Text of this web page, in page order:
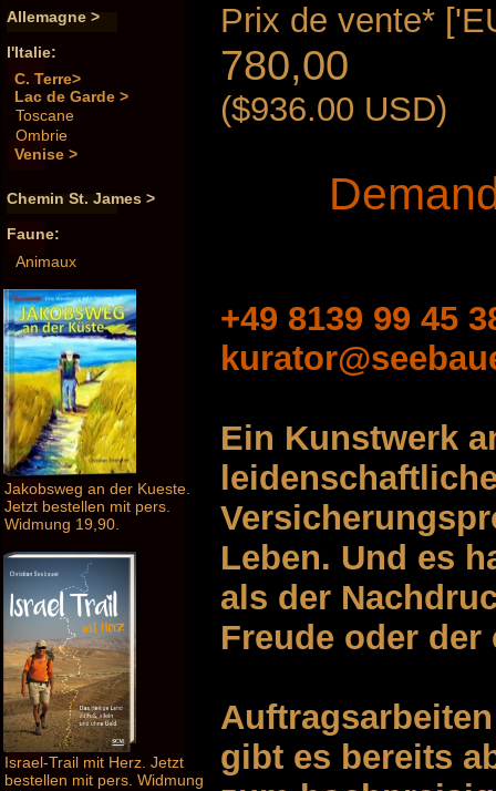
Allemagne >
l'Italie:
C. Terre>
Lac de Garde >
Toscane
Ombrie
Venise >
Chemin St. James >
Faune:
Animaux
Jakobsweg an der Kueste.
Jetzt bestellen mit pers.
Widmung 19,90.
Israel-Trail mit Herz. Jetzt
bestellen mit pers. Widmung
Prix ​​de vente*
780,00
($936.00 USD)
+49 8139 99 45
Ein Kunstwerk
Leben. Und es
als der
Freude oder
gibt es bereits